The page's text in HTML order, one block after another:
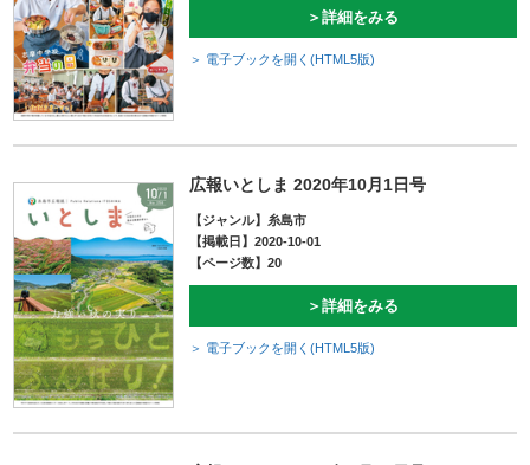
＞詳細をみる
＞ 電子ブックを開く(HTML5版)
広報いとしま 2020年10月1日号
【ジャンル】糸島市
【掲載日】2020-10-01
【ページ数】20
＞詳細をみる
＞ 電子ブックを開く(HTML5版)